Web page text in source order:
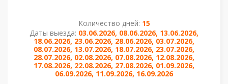
Количество дней: 15
Даты выезда: 03.06.2026, 08.06.2026, 13.06.2026,
18.06.2026, 23.06.2026, 28.06.2026, 03.07.2026,
08.07.2026, 13.07.2026, 18.07.2026, 23.07.2026,
28.07.2026, 02.08.2026, 07.08.2026, 12.08.2026,
17.08.2026, 22.08.2026, 27.08.2026, 01.09.2026,
06.09.2026, 11.09.2026, 16.09.2026